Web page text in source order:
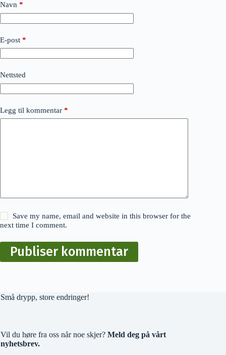
Navn *
E-post *
Nettsted
Legg til kommentar *
Save my name, email and website in this browser for the
next time I comment.
Publiser kommentar
Små drypp, store endringer!
Vil du høre fra oss når noe skjer? Meld deg på vårt
nyhetsbrev.